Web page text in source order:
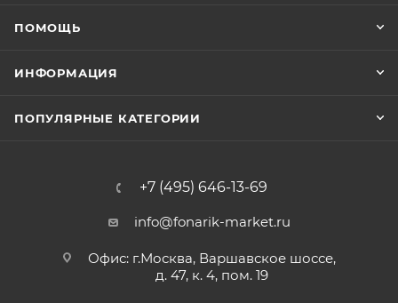
ПОМОЩЬ
ИНФОРМАЦИЯ
ПОПУЛЯРНЫЕ КАТЕГОРИИ
+7 (495) 646-13-69
info@fonarik-market.ru
Офис: г.Москва, Варшавское шоссе,
д. 47, к. 4, пом. 19